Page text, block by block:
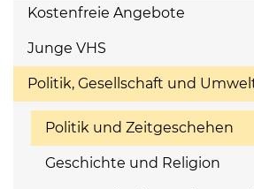
Kostenfreie Angebote
Junge VHS
Politik, Gesellschaft und
Politik und Zeitgeschehen
Geschichte und Religion